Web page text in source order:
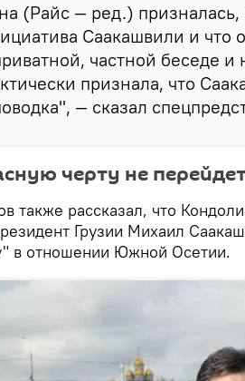
(Райс — ред.) призналась,
Саакашвили и что
частной беседе
признала, что
— сказал
черту не
также рассказал, что
Грузии Михаил
в отношении Южной Осетии.